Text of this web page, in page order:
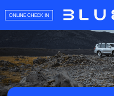
ONLINE CHECK IN